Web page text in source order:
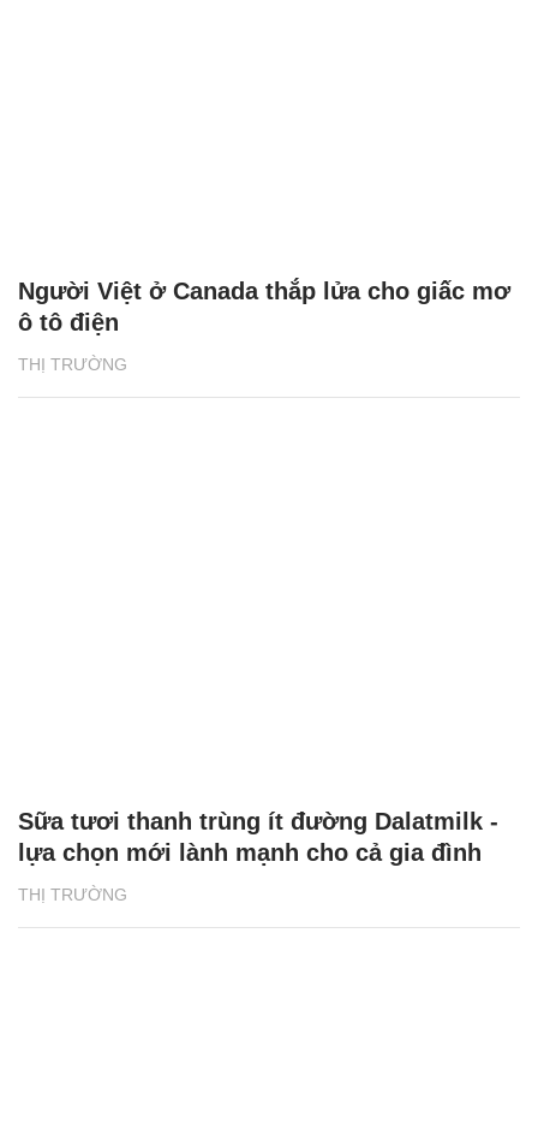
THỊ TRƯỜNG
Người Việt ở Canada thắp lửa cho giấc mơ
ô tô điện
THỊ TRƯỜNG
Sữa tươi thanh trùng ít đường Dalatmilk -
lựa chọn mới lành mạnh cho cả gia đình